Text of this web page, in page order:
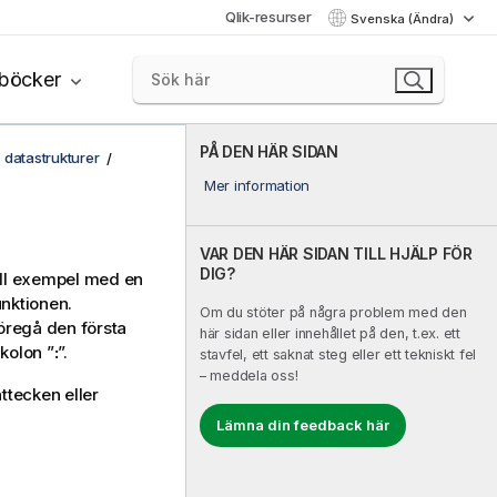
Qlik-resurser Svenska (Ändra)
PÅ DEN HÄR SIDAN
Mer information
VAR DEN HÄR SIDAN TILL HJÄLP FÖR
DIG?
Om du stöter på några problem med den
här sidan eller innehållet på den, t.ex. ett
stavfel, ett saknat steg eller ett tekniskt fel
– meddela oss!
Lämna din feedback här
datastrukturer
exempel med en
den första
”:”.
eller